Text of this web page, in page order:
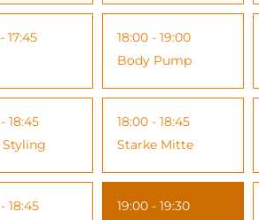
17:45
18:45
18:45
18:00 - 19:00
Body Pump
18:00 - 18:45
Starke Mitte
19:00 - 19:30